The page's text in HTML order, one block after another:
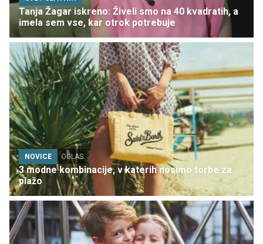
Tanja Žagar iskreno: Živeli smo na 40 kvadratih, a
imela sem vse, kar otrok potrebuje
NOVICE OGLAS
3 modne kombinacije, v katerih nosimo torbe za
plažo